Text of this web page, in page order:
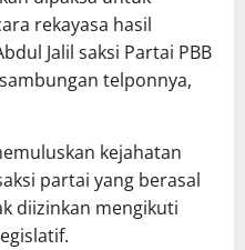
rekayasa hasil
Jalil saksi Partai PBB
telponnya,
kejahatan
partai yang berasal
diizinkan mengikuti